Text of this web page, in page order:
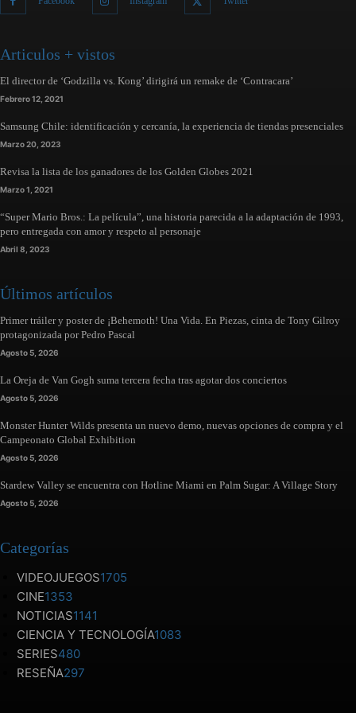
Articulos + vistos
El director de ‘Godzilla vs. Kong’ dirigirá un remake de ‘Contracara’
Febrero 12, 2021
Samsung Chile: identificación y cercanía, la experiencia de tiendas presenciales
Marzo 20, 2023
Revisa la lista de los ganadores de los Golden Globes 2021
Marzo 1, 2021
“Super Mario Bros.: La película”, una historia parecida a la adaptación de 1993,
pero entregada con amor y respeto al personaje
Abril 8, 2023
Últimos artículos
Primer tráiler y poster de ¡Behemoth! Una Vida. En Piezas, cinta de Tony Gilroy
protagonizada por Pedro Pascal
Agosto 5, 2026
La Oreja de Van Gogh suma tercera fecha tras agotar dos conciertos
Agosto 5, 2026
Monster Hunter Wilds presenta un nuevo demo, nuevas opciones de compra y el
Campeonato Global Exhibition
Agosto 5, 2026
Stardew Valley se encuentra con Hotline Miami en Palm Sugar: A Village Story
Agosto 5, 2026
Categorías
VIDEOJUEGOS1705
CINE1353
NOTICIAS1141
CIENCIA Y TECNOLOGÍA1083
SERIES480
RESEÑA297